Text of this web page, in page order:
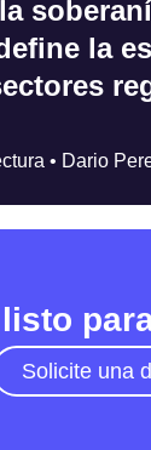
la
• Dario
Solicite una